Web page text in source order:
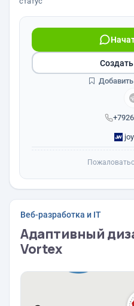
Веб-разработка и IT
Адаптивный
Vortex